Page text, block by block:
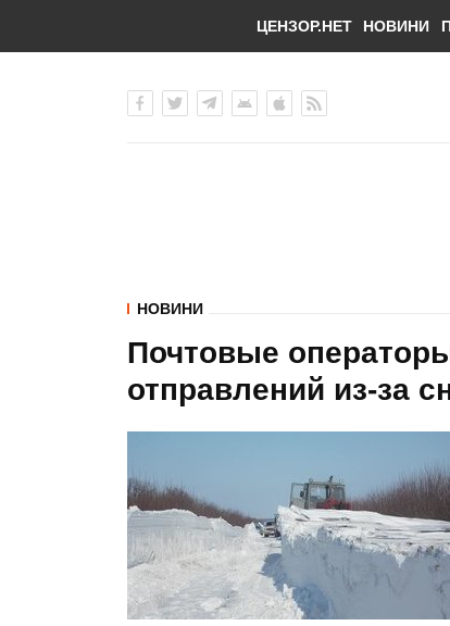
ЦЕНЗОР.НЕТ НОВИНИ
НОВИНИ
Почтовые
отправлений из-за